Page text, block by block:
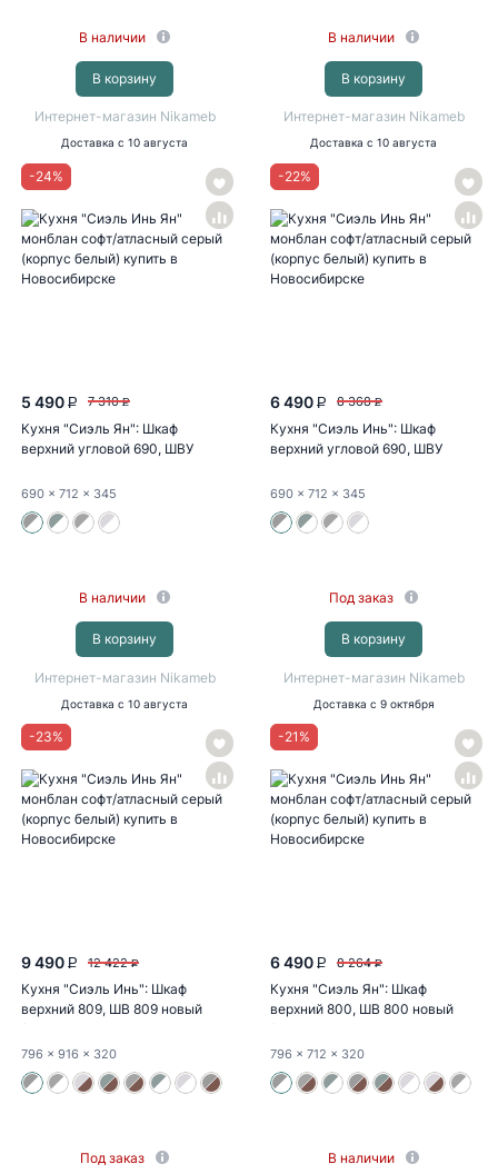
В наличии
В корзину
Интернет-магазин Nikameb
Доставка с 10 августа
В наличии
В корзину
Интернет-магазин Nikameb
Доставка с 10 августа
-24%
5 490 P 7 310 P
Кухня "Сиэль Ян": Шкаф
верхний угловой 690, ШВУ
690 x 712 x 345
В наличии
В корзину
Интернет-магазин Nikameb
Доставка с 10 августа
-22%
6 490 P 8 368 P
Кухня "Сиэль Инь": Шкаф
верхний угловой 690, ШВУ
690 x 712 x 345
Под заказ
В корзину
Интернет-магазин Nikameb
Доставка с 9 октября
-23%
9 490 P 12 422 P
Кухня "Сиэль Инь": Шкаф
верхний 809, ШВ 809 новый
(монблан...
796 x 916 x 320
Под заказ
-21 %
6 490 P 8 264 P
Кухня "Сиэль Ян": Шкаф
верхний 800, ШВ 800 новый
(монблан...
796 x 712 x 320
В наличии